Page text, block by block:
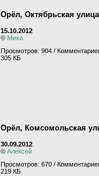
Орёл, Октябрьская улица
15.10.2012
© Миха
Просмотров: 904 /
305 КБ
Орёл, Комсомольская
30.09.2012
© Алексей
Просмотров: 670 /
219 КБ